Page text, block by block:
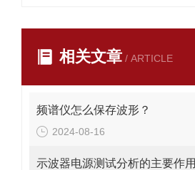
相关文章 / ARTICLE
频谱仪怎么保存波形？
2024-08-16
示波器电源测试分析的主要作用